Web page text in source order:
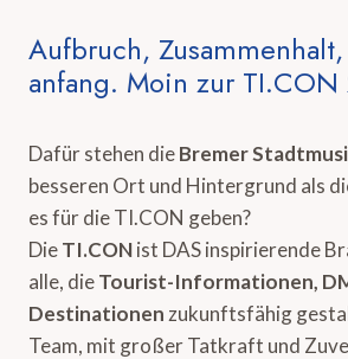
Aufbruch,
anfang. Moin zur TI.CON
Dafür stehen dieBremer
besseren Ort und Hintergrund als
es für die TI.CON geben?
DieTI.CONist DAS inspirierende
alle, dieTourist-Informationen,
Destinationen zukunftsfähig
Team, mit großer Tatkraft und